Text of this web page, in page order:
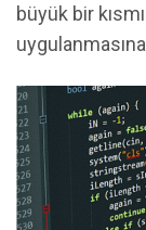
büyük bir